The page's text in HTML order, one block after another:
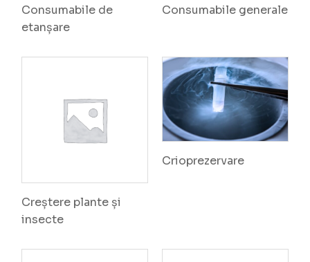
Consumabile de
etanșare
Consumabile generale
Creștere plante și
insecte
Crioprezervare